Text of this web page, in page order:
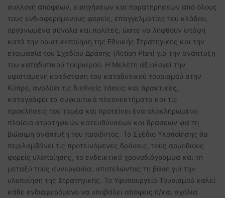
συλλογή απόψεων, εισηγήσεων και παρατηρήσεων από όλους
τους ενδιαφερόμενους φορείς, επαγγελματίες του κλάδου,
οργανωμένα σύνολα και πολίτες, ώστε να ληφθούν υπόψη
κατά την οριστικοποίηση της Εθνικής Στρατηγικής και την
ετοιμασία του Σχεδίου Δράσης (Action Plan) για την ανάπτυξη
του καταδυτικού τουρισμού. Η Μελέτη αξιολογεί την
υφιστάμενη κατάσταση του καταδυτικού τουρισμού στην
Κύπρο, αναλύει τις διεθνείς τάσεις και πρακτικές,
καταγράφει τα συγκριτικά πλεονεκτήματα και τις
προκλήσεις του τομέα και προτείνει ένα ολοκληρωμένο
πλαίσιο στρατηγικών κατευθύνσεων και δράσεων για τη
βιώσιμη ανάπτυξη του προϊόντος. Το Σχέδιο Υλοποίησης θα
περιλαμβάνει τις προτεινόμενες δράσεις, τους αρμόδιους
φορείς υλοποίησης, το ενδεικτικό χρονοδιάγραμμα και τη
μεταξύ τους συνεργασία, αποτελώντας τη βάση για την
υλοποίηση της Στρατηγικής. Το Υφυπουργείο Τουρισμού καλεί
κάθε ενδιαφερόμενο να υποβάλει απόψεις ή/και σχόλια